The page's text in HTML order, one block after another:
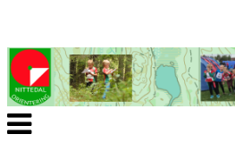
Veksle
navigasjon